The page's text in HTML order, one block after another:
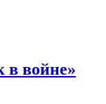
в войне»